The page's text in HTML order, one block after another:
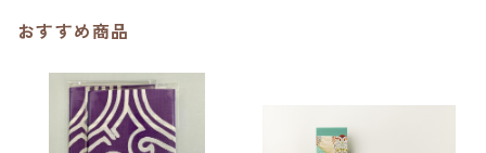
おすすめ商品